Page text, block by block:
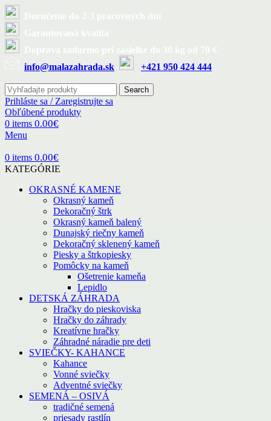
info@malazahrada.sk
+421 950 424 444
Search
Prihláste sa / Zaregistrujte sa
Obľúbené produkty
0 items 0.00€
Menu
0 items 0.00€
KATEGÓRIE
OKRASNÉ KAMENE
Okrasný kameň
Dekoračný štrk
Okrasný kameň balený
Dunajský riečny kameň
Dekoračný sklenený kameň
Piesky a štrkopiesky
Pomôcky na kameň
Ošetrenie kameňa
Lepidlo
DETSKÁ ZÁHRADA
Hračky do pieskoviska
Hračky do záhrady
Kreatívne hračky
Záhradné náradie pre deti
SVIEČKY- KAHANCE
Kahance
Vonné sviečky
Adventné sviečky
SEMENÁ – OSIVÁ
tradičné semená
priesady rastlín